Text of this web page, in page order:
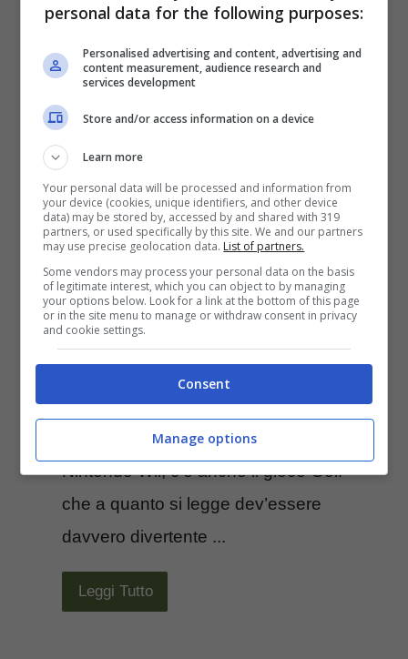
software di Albatross18 è stato
Leggi Tutto
Nintendo Wii ecco
il simulatore di
Golf
Nel pacchetto Sport venduto con la
Nintendo Wii, c’è anche il gioco Golf
che a quanto si legge dev’essere
davvero divertente ...
Leggi Tutto
personal data for the following purposes:
Personalised advertising and content, advertising and
content measurement, audience research and
services development
Store and/or access information on a device
Learn more
Your personal data will be processed and information from
your device (cookies, unique identifiers, and other device
data) may be stored by, accessed by and shared with 319
partners, or used specifically by this site. We and our partners
may use precise geolocation data. List of partners.
Some vendors may process your personal data on the basis
of legitimate interest, which you can object to by managing
your options below. Look for a link at the bottom of this page
or in the site menu to manage or withdraw consent in privacy
and cookie settings.
Consent
Manage options